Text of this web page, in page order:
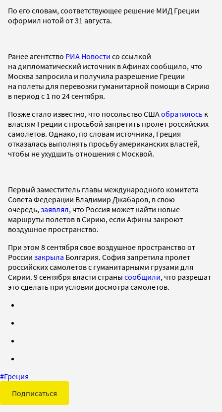
По его словам, соответствующее решение МИД Греции
оформил нотой от 31 августа.
Ранее агентство РИА Новости со ссылкой
на дипломатический источник в Афинах сообщило, что
Москва запросила и получила разрешение Греции
на полеты для перевозки гуманитарной помощи в Сирию
в период с 1 по 24 сентября.
Позже стало известно, что посольство СШАобратилось к
властям Греции с просьбой запретить пролет российских
самолетов. Однако, по словам источника, Греция
отказалась выполнять просьбу американских властей,
чтобы не ухудшить отношения с Москвой.
Первый заместитель главы международного комитета
Совета Федерации Владимир Джабаров, в свою
очередь, заявлял, что Россия может найти новые
маршруты полетов в Сирию, если Афины закроют
воздушное пространство.
При этом 8 сентября свое воздушное пространство от
России закрыла Болгария. София запретила пролет
российских самолетов с гуманитарными грузами для
Сирии. 9 сентября власти страны сообщили, что разрешат
это сделать при условии досмотра самолетов.
#Греция
Подписаться